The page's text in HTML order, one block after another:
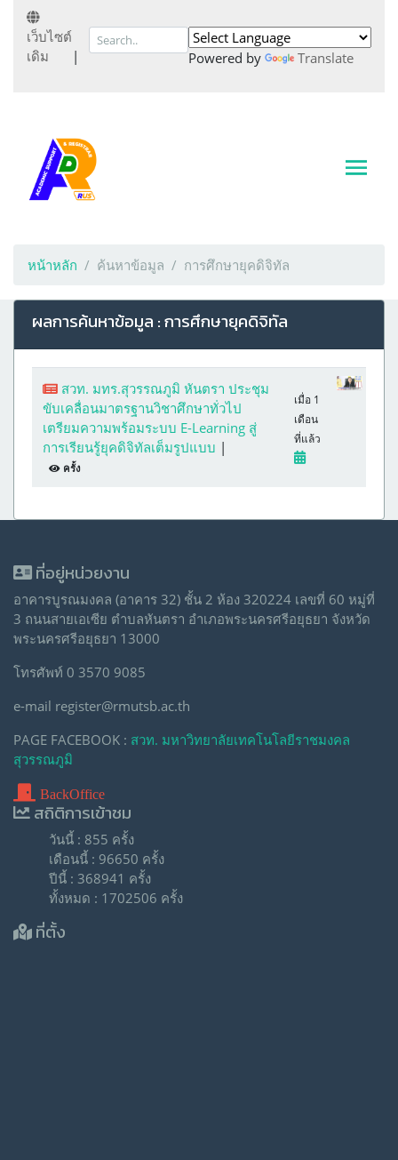
เว็บไซต์
เดิม
| Powered by Translate
หน้าหลัก ค้นหาข้อมูล การศึกษายุคดิจิทัล
ผลการค้นหาข้อมูล : การศึกษายุคดิจิทัล
สวท. มทร.สุวรรณภูมิ หันตรา ประชุม
ขับเคลื่อนมาตรฐานวิชาศึกษาทั่วไป
เตรียมความพร้อมระบบ E-Learning สู่
การเรียนรู้ยุคดิจิทัลเต็มรูปแบบ |
ครั้ง
เมื่อ 1
เดือน
ที่แล้ว
ที่อยู่หน่วยงาน
อาคารบูรณมงคล (อาคาร 32) ชั้น 2 ห้อง 320224 เลขที่ 60 หมู่ที่
3 ถนนสายเอเซีย ตำบลหันตรา อำเภอพระนครศรีอยุธยา จังหวัด
พระนครศรีอยุธยา 13000
โทรศัพท์ 0 3570 9085
e-mail register@rmutsb.ac.th
PAGE FACEBOOK : สวท. มหาวิทยาลัยเทคโนโลยีราชมงคล
สุวรรณภูมิ
BackOffice
สถิติการเข้าชม
วันนี้ : 855 ครั้ง
เดือนนี้ : 96650 ครั้ง
ปีนี้ : 368941 ครั้ง
ทั้งหมด : 1702506 ครั้ง
ที่ตั้ง